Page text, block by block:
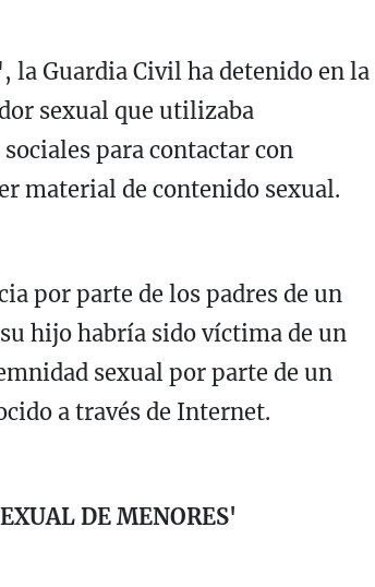
la Guardia Civil ha detenido en la
sexual que utilizaba
para contactar con
material de contenido sexual.
por parte de los padres de un
hijo habría sido víctima de un
sexual por parte de un
a través de Internet.
DE MENORES'